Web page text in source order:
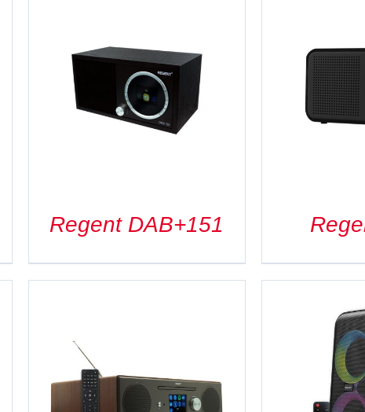
Regent DAB+151
SZCZEGÓŁY
SZCZEGÓŁY